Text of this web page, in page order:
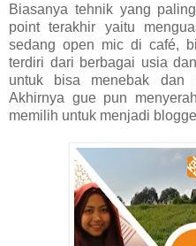
Biasanya tehnik yang
point terakhir yaitu
sedang open mic di café,
terdiri dari berbagai usia
untuk bisa menebak dan
Akhirnya gue pun
memilih untuk menjadi